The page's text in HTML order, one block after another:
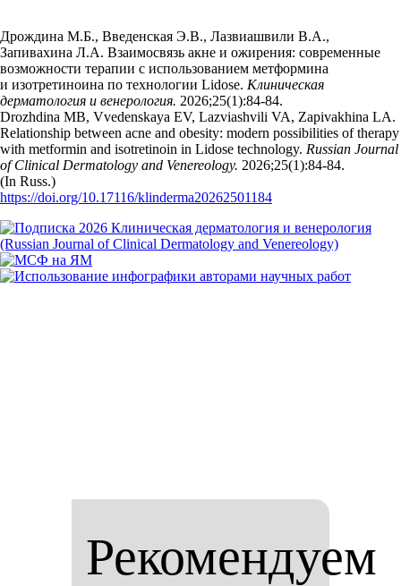
Дрождина М.Б., Введенская Э.В., Лазвиашвили В.А.,
Запивахина Л.А. Взаимосвязь акне и ожирения: современные
возможности терапии с использованием метформина
и изотретиноина по технологии Lidose. Клиническая
дерматология и венерология. 2026;25(1):84‑84.
Drozhdina MB, Vvedenskaya EV, Lazviashvili VA, Zapivakhina LA.
Relationship between acne and obesity: modern possibilities of therapy
with metformin and isotretinoin in Lidose technology. Russian Journal
of Clinical Dermatology and Venereology. 2026;25(1):84‑84.
(In Russ.)
https://doi.org/10.17116/klinderma20262501184
Рекомендуем